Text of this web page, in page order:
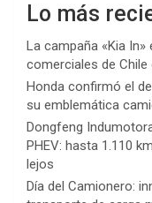
Lo más
La campaña «Kia
comerciales de
Honda confirmó el
su emblemática
Dongfeng
PHEV: hasta 1.110
lejos
Día del Camionero: